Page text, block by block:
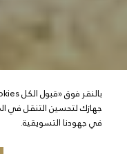
جهازك لتحسين التنقل في
في جهودنا التسويقية.